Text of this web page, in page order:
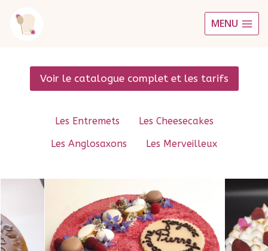
MENU
Voir le catalogue complet et les tarifs
Les Entremets
Les Cheesecakes
Les Anglosaxons
Les Merveilleux